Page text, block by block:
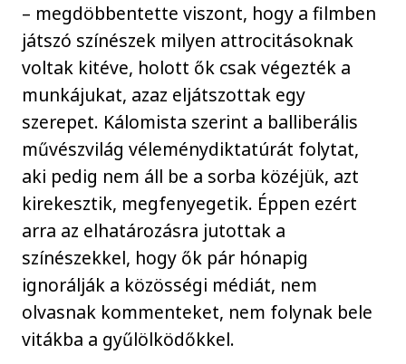
– megdöbbentette viszont, hogy a filmben
játszó színészek milyen attrocitásoknak
voltak kitéve, holott ők csak végezték a
munkájukat, azaz eljátszottak egy
szerepet. Kálomista szerint a balliberális
művészvilág véleménydiktatúrát folytat,
aki pedig nem áll be a sorba közéjük, azt
kirekesztik, megfenyegetik. Éppen ezért
arra az elhatározásra jutottak a
színészekkel, hogy ők pár hónapig
ignorálják a közösségi médiát, nem
olvasnak kommenteket, nem folynak bele
vitákba a gyűlölködőkkel.